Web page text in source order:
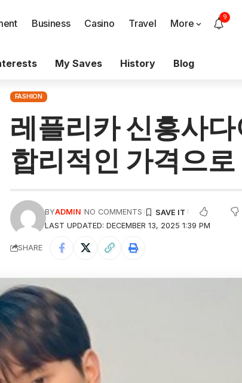
Business Casino Travel More
9
My Saves History Blog
FASHION
레플리카 신흥사
합리적인 가격으
LAST UPDATED: DECEMBER 13, 2025 1:39 PM
BYADMIN NO COMMENTS
SHARE